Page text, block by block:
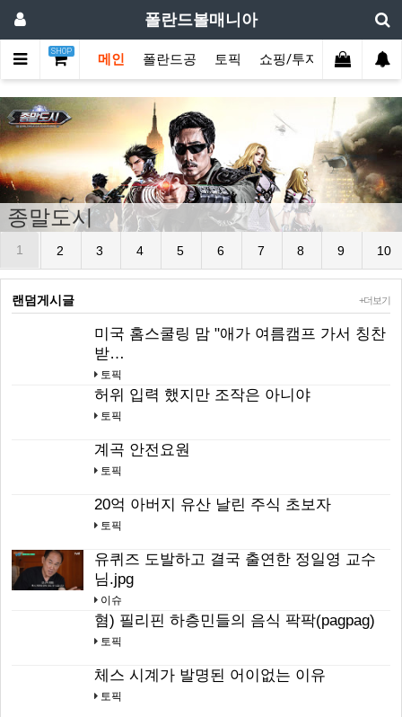
폴란드볼매니아
SHOP
메인 폴란드공 토픽 쇼핑/투자 커뮤 스
종말도시
1 2 3 4 5 6 7 8 9 10
+더보기
랜덤게시글
미국 홈스쿨링 맘 "애가 여름캠프 가서 칭찬
받…
토픽
허위 입력 했지만 조작은 아니야
토픽
계곡 안전요원
토픽
20억 아버지 유산 날린 주식 초보자
토픽
유퀴즈 도발하고 결국 출연한 정일영 교수
님.jpg
이슈
혐) 필리핀 하층민들의 음식 팍팍(pagpag)
토픽
체스 시계가 발명된 어이없는 이유
토픽